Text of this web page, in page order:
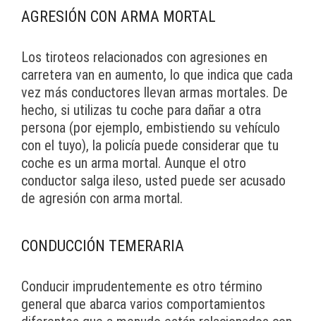
AGRESIÓN CON ARMA MORTAL
Los tiroteos relacionados con agresiones en
carretera van en aumento, lo que indica que cada
vez más conductores llevan armas mortales. De
hecho, si utilizas tu coche para dañar a otra
persona (por ejemplo, embistiendo su vehículo
con el tuyo), la policía puede considerar que tu
coche es un arma mortal. Aunque el otro
conductor salga ileso, usted puede ser acusado
de agresión con arma mortal.
CONDUCCIÓN TEMERARIA
Conducir imprudentemente es otro término
general que abarca varios comportamientos